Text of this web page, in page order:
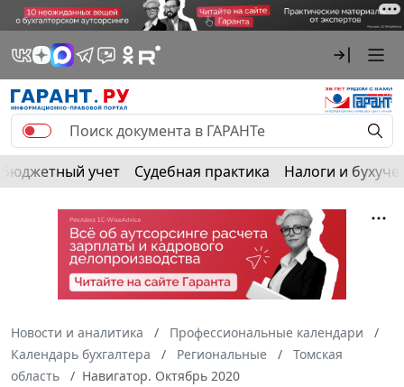
Бюджетный учет Судебная практика Налоги и
Новости и аналитика
Профессиональные календари
Календарь бухгалтера
Региональные
Томская
область
Навигатор. Октябрь 2020